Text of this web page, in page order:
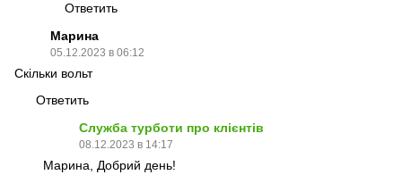
Ответить
Марина
05.12.2023 в 06:12
Скільки вольт
Ответить
Служба турботи про клієнтів
08.12.2023 в 14:17
Марина, Добрий день!